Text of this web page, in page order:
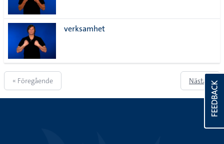
verksamhet
« Föregående Nästa » FEEDBACK